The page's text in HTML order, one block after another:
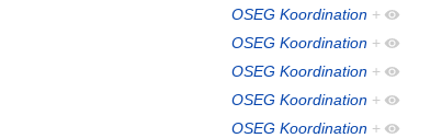
OSEG Koordination +
OSEG Koordination +
OSEG Koordination +
OSEG Koordination +
OSEG Koordination +